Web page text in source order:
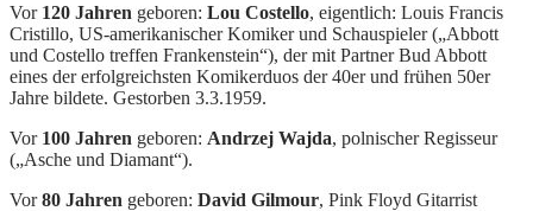
Vor 120 Jahren geboren: Lou Costello, eigentlich: Louis Francis
Cristillo, US-amerikanischer Komiker und Schauspieler („Abbott
und Costello treffen Frankenstein“), der mit Partner Bud Abbott
eines der erfolgreichsten Komikerduos der 40er und frühen 50er
Jahre bildete. Gestorben 3.3.1959.
Vor 100 Jahren geboren: Andrzej Wajda, polnischer Regisseur
(„Asche und Diamant“).
Vor80 Jahren geboren: David Gilmour, Pink Floyd Gitarrist